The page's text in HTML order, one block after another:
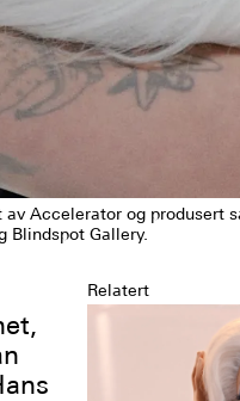
av Accelerator og produsert
Blindspot Gallery.
Relatert